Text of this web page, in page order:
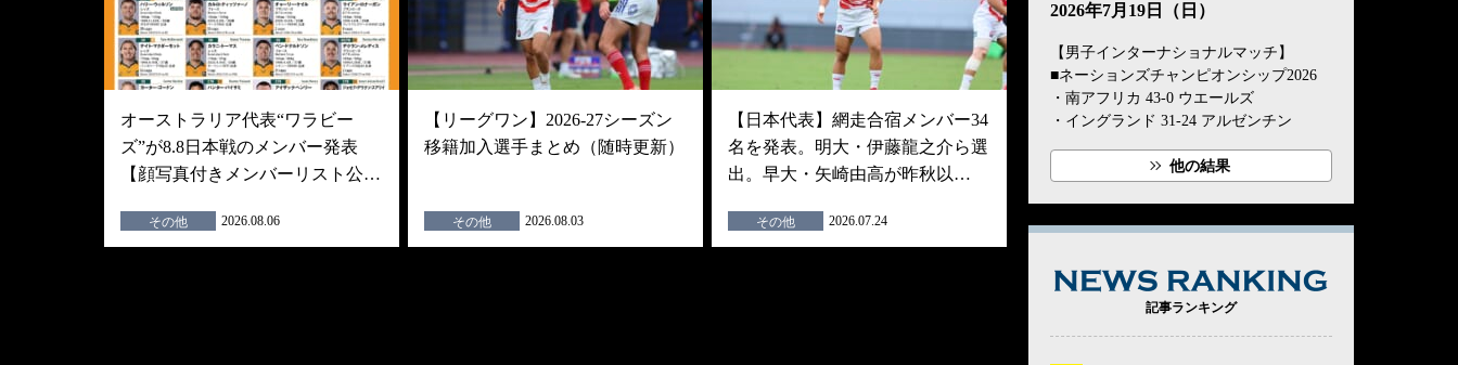
オーストラリア代表“ワラビー
ズ”が8.8日本戦のメンバー発表
【顔写真付きメンバーリスト公…
その他 2026.08.06
【リーグワン】2026-27シーズン
移籍加入選手まとめ（随時更新）
その他 2026.08.03
【日本代表】網走合宿メンバー34
名を発表。明大・伊藤龍之介ら選
出。早大・矢崎由高が昨秋以…
その他 2026.07.24
2026年7月19日（日）
【男子インターナショナルマッチ】
■ネーションズチャンピオンシップ2026
・南アフリカ 43-0 ウエールズ
・イングランド 31-24 アルゼンチン
他の結果
記事ランキング